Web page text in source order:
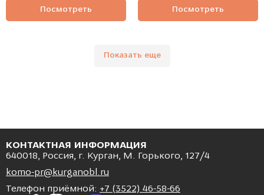
Посмотреть Посмотреть
Показать еще
КОНТАКТНАЯ ИНФОРМАЦИЯ
640018, Россия, г. Курган, М. Горького, 127/4
komo-pr@kurganobl.ru
Телефон приёмной: +7 (3522) 46-58-66